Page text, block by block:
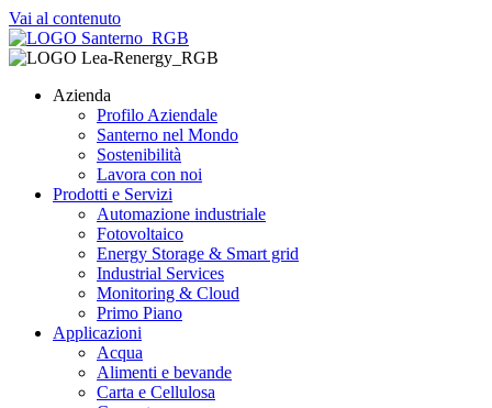
Vai al contenuto
Azienda
Profilo Aziendale
Santerno nel Mondo
Sostenibilità
Lavora con noi
Prodotti e Servizi
Automazione industriale
Fotovoltaico
Energy Storage & Smart grid
Industrial Services
Monitoring & Cloud
Primo Piano
Applicazioni
Acqua
Alimenti e bevande
Carta e Cellulosa